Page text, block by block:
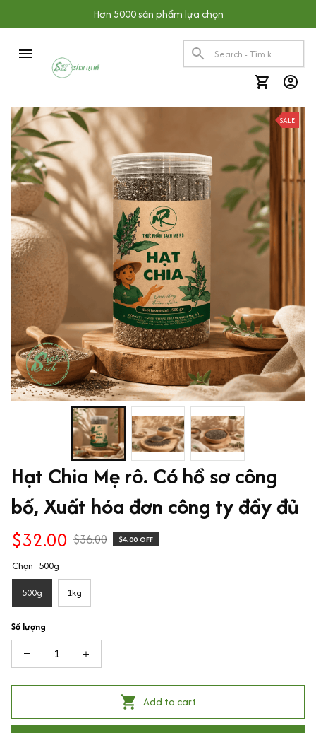
Hơn 5000 sản phẩm lựa chọn
SALE
Hạt Chia Mẹ rô. Có hồ sơ công
bố, Xuất hóa đơn công ty đầy đủ
$32.00 $36.00 $4.00 OFF
Chọn: 500g
500g 1kg
Số lượng
Add to cart